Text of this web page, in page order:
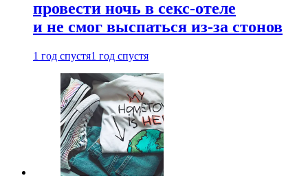
провести ночь в секс-отеле
и не смог выспаться из-за стонов
1 год спустя1 год спустя